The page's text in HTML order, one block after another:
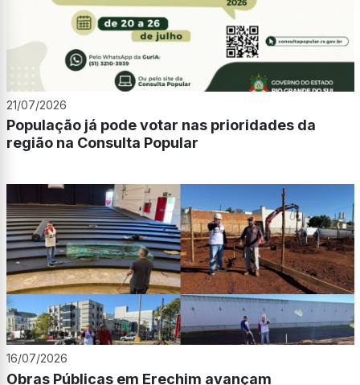
21/07/2026
População já pode votar nas prioridades da
região na Consulta Popular
16/07/2026
Obras Públicas em Erechim avançam